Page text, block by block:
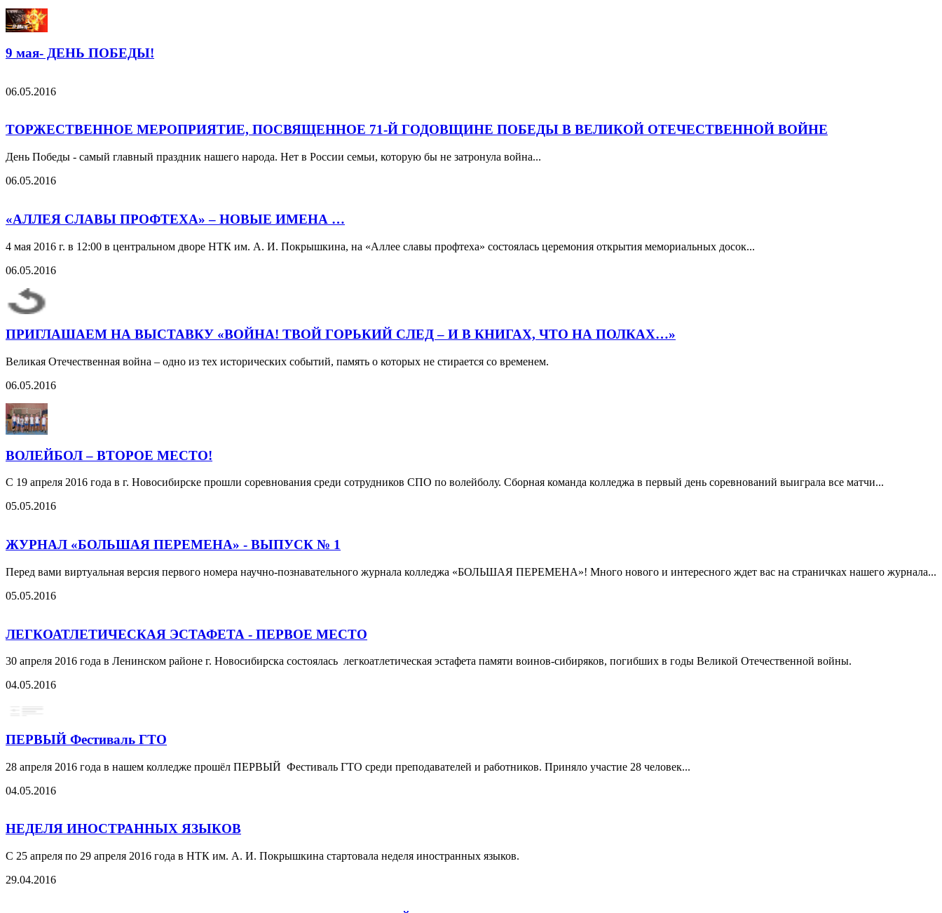
9 мая- ДЕНЬ ПОБЕДЫ!
06.05.2016
ТОРЖЕСТВЕННОЕ МЕРОПРИЯТИЕ, ПОСВЯЩЕННОЕ 71-Й ГОДОВЩИНЕ ПОБЕДЫ В ВЕЛИКОЙ ОТЕЧЕСТВЕННОЙ ВОЙНЕ
День Победы - самый главный праздник нашего народа. Нет в России семьи, которую бы не затронула война...
06.05.2016
«АЛЛЕЯ СЛАВЫ ПРОФТЕХА» – НОВЫЕ ИМЕНА …
4 мая 2016 г. в 12:00 в центральном дворе НТК им. А. И. Покрышкина, на «Аллее славы профтеха» состоялась церемония открытия мемориальных досок...
06.05.2016
ПРИГЛАШАЕМ НА ВЫСТАВКУ «ВОЙНА! ТВОЙ ГОРЬКИЙ СЛЕД – И В КНИГАХ, ЧТО НА ПОЛКАХ…»
Великая Отечественная война – одно из тех исторических событий, память о которых не стирается со временем.
06.05.2016
ВОЛЕЙБОЛ – ВТОРОЕ МЕСТО!
С 19 апреля 2016 года в г. Новосибирске прошли соревнования среди сотрудников СПО по волейболу. Сборная команда колледжа в первый день соревнований выиграла все матчи...
05.05.2016
ЖУРНАЛ «БОЛЬШАЯ ПЕРЕМЕНА» - ВЫПУСК № 1
Перед вами виртуальная версия первого номера научно-познавательного журнала колледжа «БОЛЬШАЯ ПЕРЕМЕНА»! Много нового и интересного ждет вас на страничках нашего журнала...
05.05.2016
ЛЕГКОАТЛЕТИЧЕСКАЯ ЭСТАФЕТА - ПЕРВОЕ МЕСТО
30 апреля 2016 года в Ленинском районе г. Новосибирска состоялась легкоатлетическая эстафета памяти воинов-сибиряков, погибших в годы Великой Отечественной войны.
04.05.2016
ПЕРВЫЙ Фестиваль ГТО
28 апреля 2016 года в нашем колледже прошёл ПЕРВЫЙ Фестиваль ГТО среди преподавателей и работников. Приняло участие 28 человек...
04.05.2016
НЕДЕЛЯ ИНОСТРАННЫХ ЯЗЫКОВ
С 25 апреля по 29 апреля 2016 года в НТК им. А. И. Покрышкина стартовала неделя иностранных языков.
29.04.2016